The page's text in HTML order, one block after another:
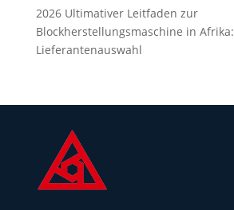
2026 Ultimativer Leitfaden zur
Blockherstellungsmaschine in
Lieferantenauswahl